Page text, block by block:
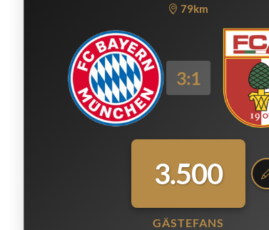
79km
3:1
3.500
GÄSTEFANS